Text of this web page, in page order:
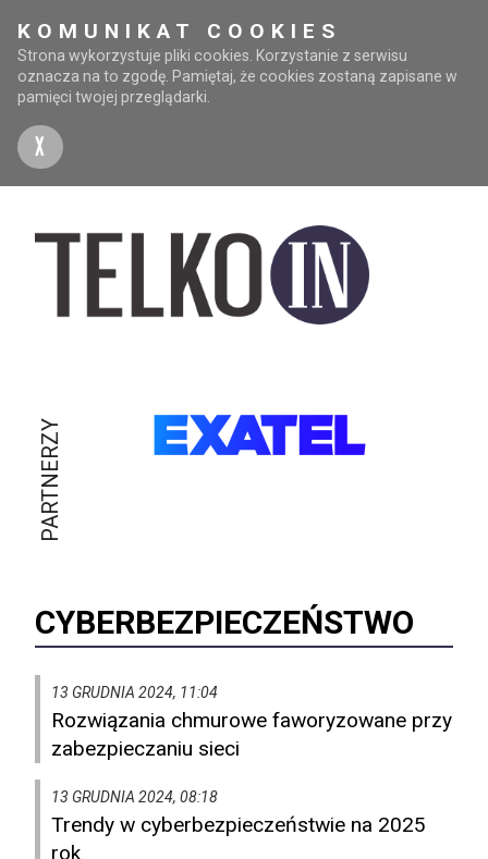
KOMUNIKAT COOKIES
Strona wykorzystuje pliki cookies. Korzystanie z serwisu
oznacza na to zgodę. Pamiętaj, że cookies zostaną zapisane w
pamięci twojej przeglądarki.
X
PARTNERZY
CYBERBEZPIECZEŃSTWO
13 GRUDNIA 2024, 11:04
Rozwiązania chmurowe faworyzowane przy
zabezpieczaniu sieci
13 GRUDNIA 2024, 08:18
Trendy w cyberbezpieczeństwie na 2025
rok